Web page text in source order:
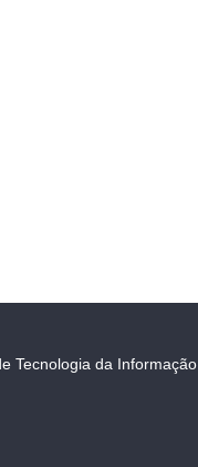
Tecnologia da Informação